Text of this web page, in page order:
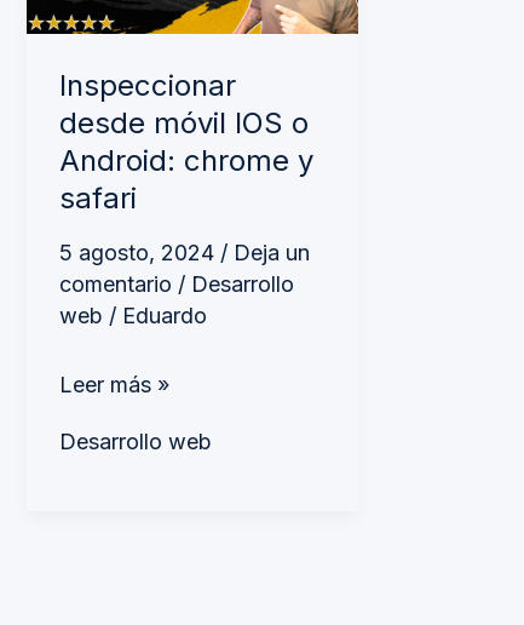
Inspeccionar
desde móvil IOS o
Android: chrome y
safari
5 agosto, 2024 / Deja un
comentario / Desarrollo
web / Eduardo
o
chrome
y
safari
Leer más »
Desarrollo web